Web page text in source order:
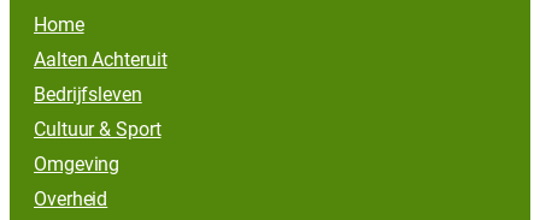
Home
Aalten Achteruit
Bedrijfsleven
Cultuur & Sport
Omgeving
Overheid